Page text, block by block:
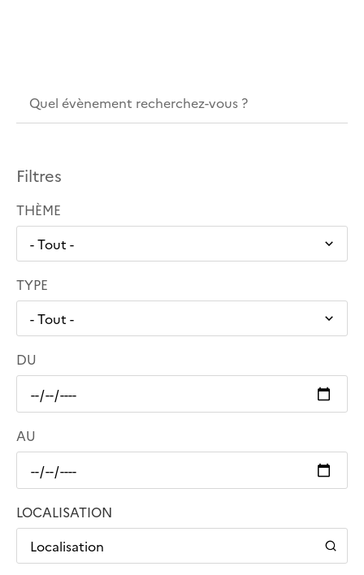
Filtres
THÈME
TYPE
DU
AU
LOCALISATION
Localisation